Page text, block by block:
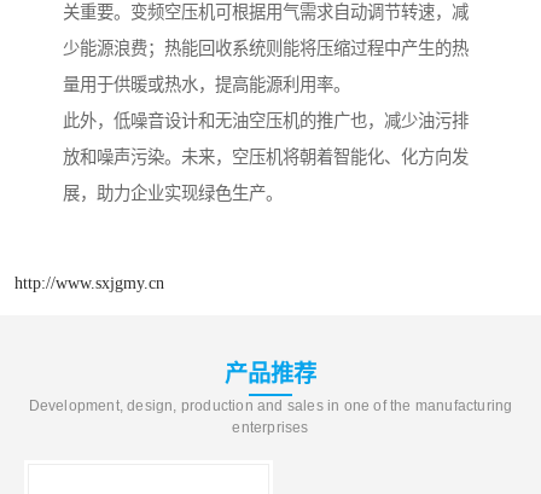
关重要。变频空压机可根据用气需求自动调节转速，减
少能源浪费；热能回收系统则能将压缩过程中产生的热
量用于供暖或热水，提高能源利用率。
此外，低噪音设计和无油空压机的推广也，减少油污排
放和噪声污染。未来，空压机将朝着智能化、化方向发
展，助力企业实现绿色生产。
http://www.sxjgmy.cn
产品推荐
Development, design, production and sales in one of the manufacturing
enterprises